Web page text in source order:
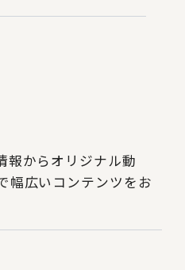
報からオリジナル動
幅広いコンテンツをお